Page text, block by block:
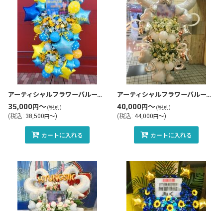
アーティシャルフラワーバルーンスタンド花・フラスタ(tlb-fbs32-zo)
35,000円～(税別)
(税込: 38,500 円～)
カートに入れる
アーティシャルフラワーバルーンスタンド花・フラスタ(tlb-fbs84-zo)
40,000円～(税別)
(税込: 44,000 円～)
カートに入れる